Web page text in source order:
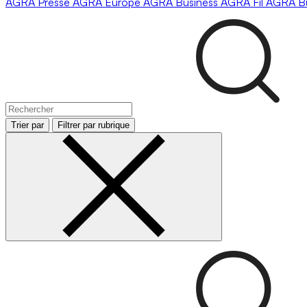
Trier par Filtrer par rubrique